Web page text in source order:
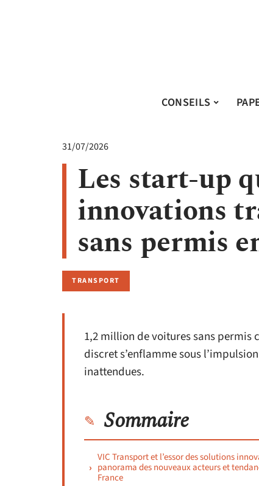
CONSEILS
31/07/2026
Les start-up
innovations
sans permis
TRANSPORT
1,2 million de voitures sans permis
discret s’enflamme sous
inattendues.
Sommaire
VIC Transport et l’essor des solutions
panorama des nouveaux acteurs et
France